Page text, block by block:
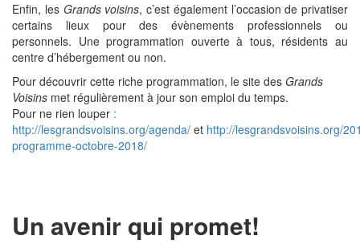
Enfin, les Grands voisins, c’est également l’occasion de privatiser
certains lieux pour des évènements professionnels ou
personnels. Une programmation ouverte à tous, résidents au
centre d’hébergement ou non.
Pour découvrir cette riche programmation, le site des Grands
Voisins met régulièrement à jour son emploi du temps.
Pour ne rien louper :
http://lesgrandsvoisins.org/agenda/ et http://lesgrandsvoisins.org/
programme-octobre-2018/
Un avenir qui promet!